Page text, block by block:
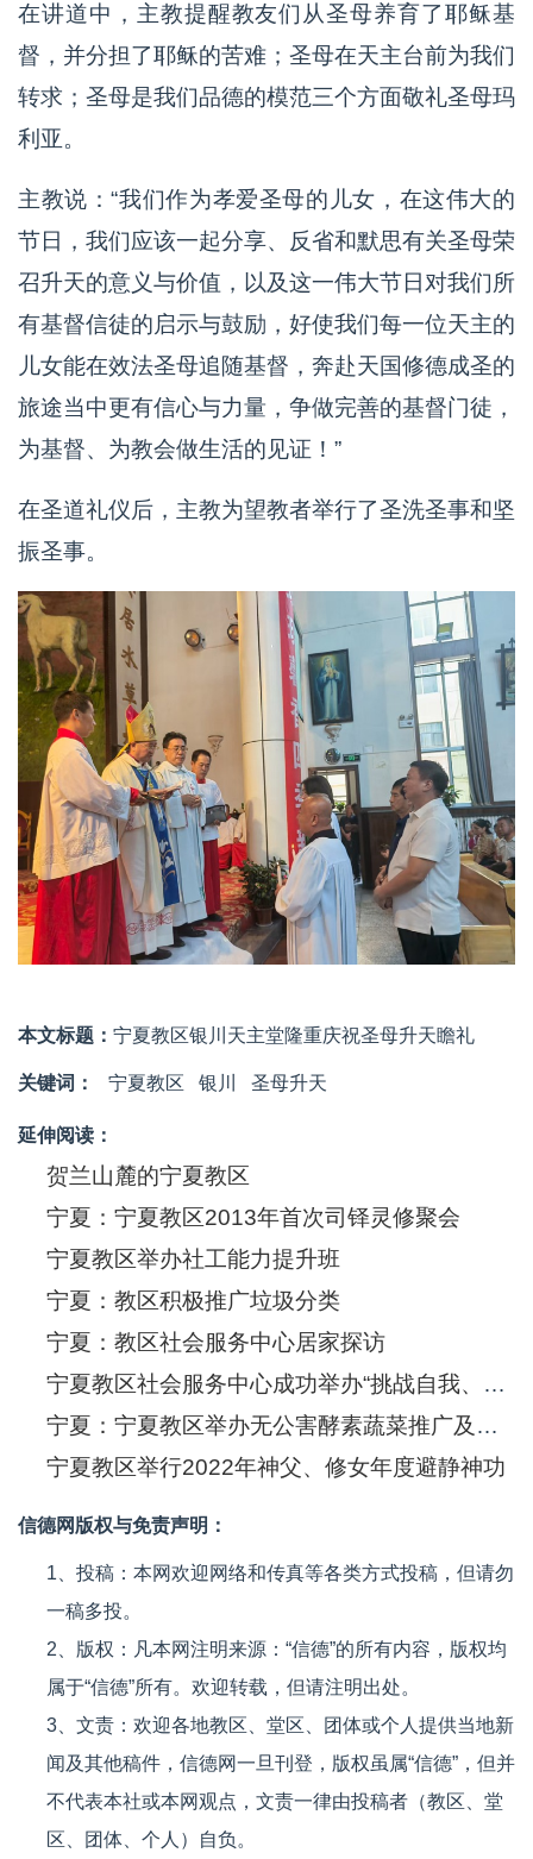
在讲道中，主教提醒教友们从圣母养育了耶稣基
督，并分担了耶稣的苦难；圣母在天主台前为我们
转求；圣母是我们品德的模范三个方面敬礼圣母玛
利亚。
主教说：“我们作为孝爱圣母的儿女，在这伟大的
节日，我们应该一起分享、反省和默思有关圣母荣
召升天的意义与价值，以及这一伟大节日对我们所
有基督信徒的启示与鼓励，好使我们每一位天主的
儿女能在效法圣母追随基督，奔赴天国修德成圣的
旅途当中更有信心与力量，争做完善的基督门徒，
为基督、为教会做生活的见证！”
在圣道礼仪后，主教为望教者举行了圣洗圣事和坚
振圣事。
本文标题： 宁夏教区银川天主堂隆重庆祝圣母升天瞻礼
关键词： 宁夏教区 银川 圣母升天
延伸阅读：
贺兰山麓的宁夏教区
宁夏：宁夏教区2013年首次司铎灵修聚会
宁夏教区举办社工能力提升班
宁夏：教区积极推广垃圾分类
宁夏：教区社会服务中心居家探访
宁夏教区社会服务中心成功举办“挑战自我、环保毅行”公益活动
宁夏：宁夏教区举办无公害酵素蔬菜推广及禁塑活动
宁夏教区举行2022年神父、修女年度避静神功
信德网版权与免责声明：
1、投稿：本网欢迎网络和传真等各类方式投稿，但请勿
一稿多投。
2、版权：凡本网注明来源：“信德”的所有内容，版权均
属于“信德”所有。欢迎转载，但请注明出处。
3、文责：欢迎各地教区、堂区、团体或个人提供当地新
闻及其他稿件，信德网一旦刊登，版权虽属“信德”，但并
不代表本社或本网观点，文责一律由投稿者（教区、堂
区、团体、个人）自负。